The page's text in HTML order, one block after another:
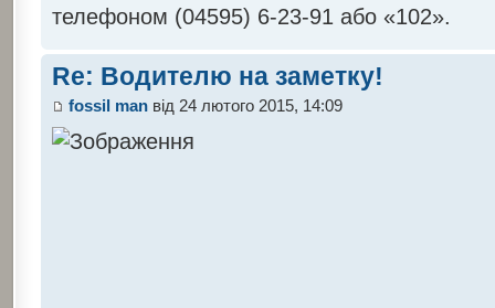
телефоном (04595) 6-23-91 або «102».
Re: Водителю на заметку!
fossil manвід 24 лютого 2015, 14:09